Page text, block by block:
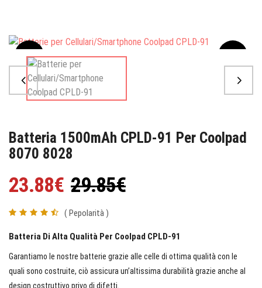
Sale
Batteria 1500mAh CPLD-91 Per Coolpad
8070 8028
23.88€ 29.85€
( Pepolarità )
Batteria Di Alta Qualità Per Coolpad CPLD-91
Garantiamo le nostre batterie grazie alle celle di ottima qualità con le
quali sono costruite, ciò assicura un’altissima durabilità grazie anche al
design costruttivo privo di difetti.